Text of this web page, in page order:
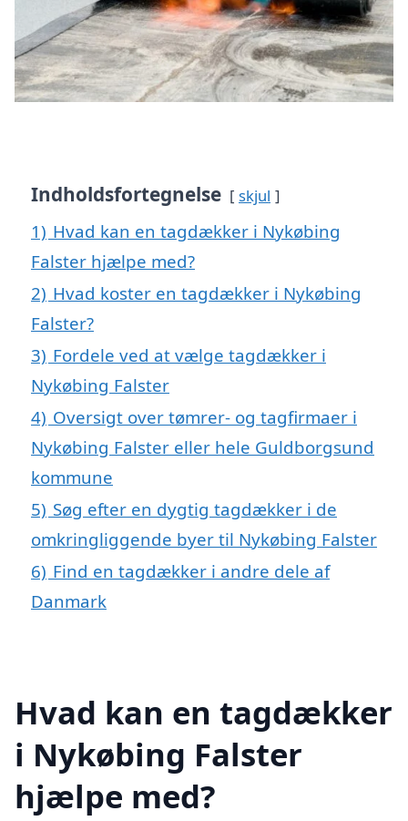
Indholdsfortegnelse skjul
1) Hvad kan en tagdækker i Nykøbing
Falster hjælpe med?
2) Hvad koster en tagdækker i Nykøbing
Falster?
3) Fordele ved at vælge tagdækker i
Nykøbing Falster
4) Oversigt over tømrer- og tagfirmaer i
Nykøbing Falster eller hele Guldborgsund
kommune
5) Søg efter en dygtig tagdækker i de
omkringliggende byer til Nykøbing Falster
6) Find en tagdækker i andre dele af
Danmark
Hvad kan en tagdækker
i Nykøbing Falster
hjælpe med?